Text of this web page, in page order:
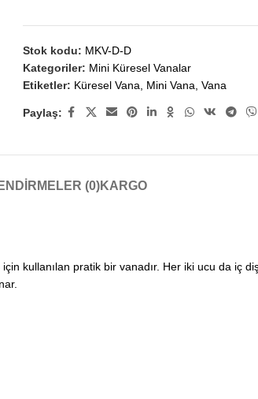
Stok kodu: MKV-D-D
Kategoriler: Mini Küresel Vanalar
Etiketler: Küresel Vana Mini Vana Vana
Paylaş:
(0)KARGO
kullanılan pratik bir vanadır. Her iki ucu da iç